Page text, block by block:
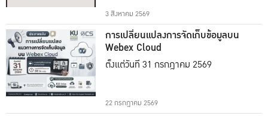
3 สิงหาคม 2569
การเปลี่ยนแปลงการจัดเก็บข้อมูลบน
Webex Cloud
ตั้งแต่วันที่ 31 กรกฎาคม 2569
22 กรกฎาคม 2569